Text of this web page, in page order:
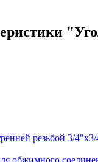
резьбой 3/